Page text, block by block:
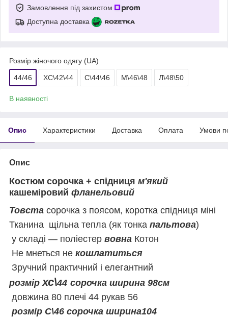
Замовлення під захистом
Доступна доставка
Розмір жіночого одягу (UA)
44/46 ХС\42\44 С\44\46 М\46\48 Л\48\50
В наявності
Опис Характеристики Доставка Оплата Умови
Опис
Костюм сорочка + спідниця м'який
кашеміровий фланельовий
Товста сорочка з поясом, коротка спідниця міні
Тканина щільна тепла (як тонка пальтова)
у складі — поліестер вовна Котон
Не мнеться не кошлатиться
Зручний практичний і елегантний
розмірхс\44 сорочка ширина 98см
довжина 80 плечі 44 рукав 56
розмір С\46 сорочка ширина104